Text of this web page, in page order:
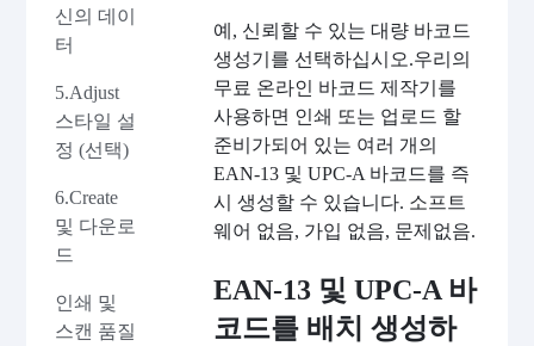
신의 데이
터
5.Adjust
스타일 설
정 (선택)
6.Create
및 다운로
드
인쇄 및
스캔 품질
예, 신뢰할 수 있는 대량 바코드
생성기를 선택하십시오.우리의
무료 온라인 바코드 제작기를
사용하면 인쇄 또는 업로드 할
준비가되어 있는 여러 개의
EAN-13 및 UPC-A 바코드를 즉
시 생성할 수 있습니다. 소프트
웨어 없음, 가입 없음, 문제없음.
EAN-13 및 UPC-A 바
코드를 배치 생성하